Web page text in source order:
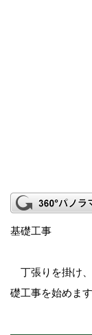
基礎工事
丁張りを掛け
礎工事を始めます